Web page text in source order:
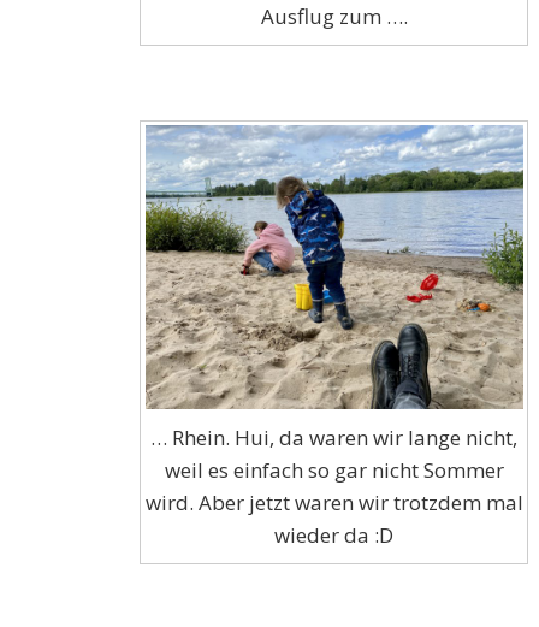
Ausflug zum ….
… Rhein. Hui, da waren wir lange nicht,
weil es einfach so gar nicht Sommer
wird. Aber jetzt waren wir trotzdem mal
wieder da :D